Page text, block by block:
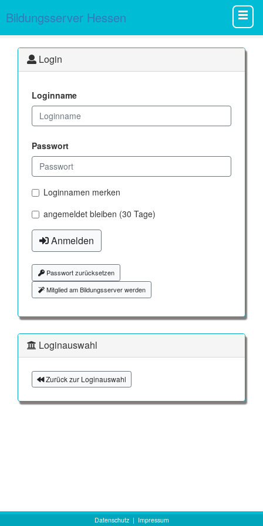
Bildungsserver Hessen
Login
Loginname
Passwort
Loginnamen merken
angemeldet bleiben (30 Tage)
Anmelden
Passwort zurücksetzen
Mitglied am Bildungsserver werden
Loginauswahl
Zurück zur Loginauswahl
Datenschutz| Impressum